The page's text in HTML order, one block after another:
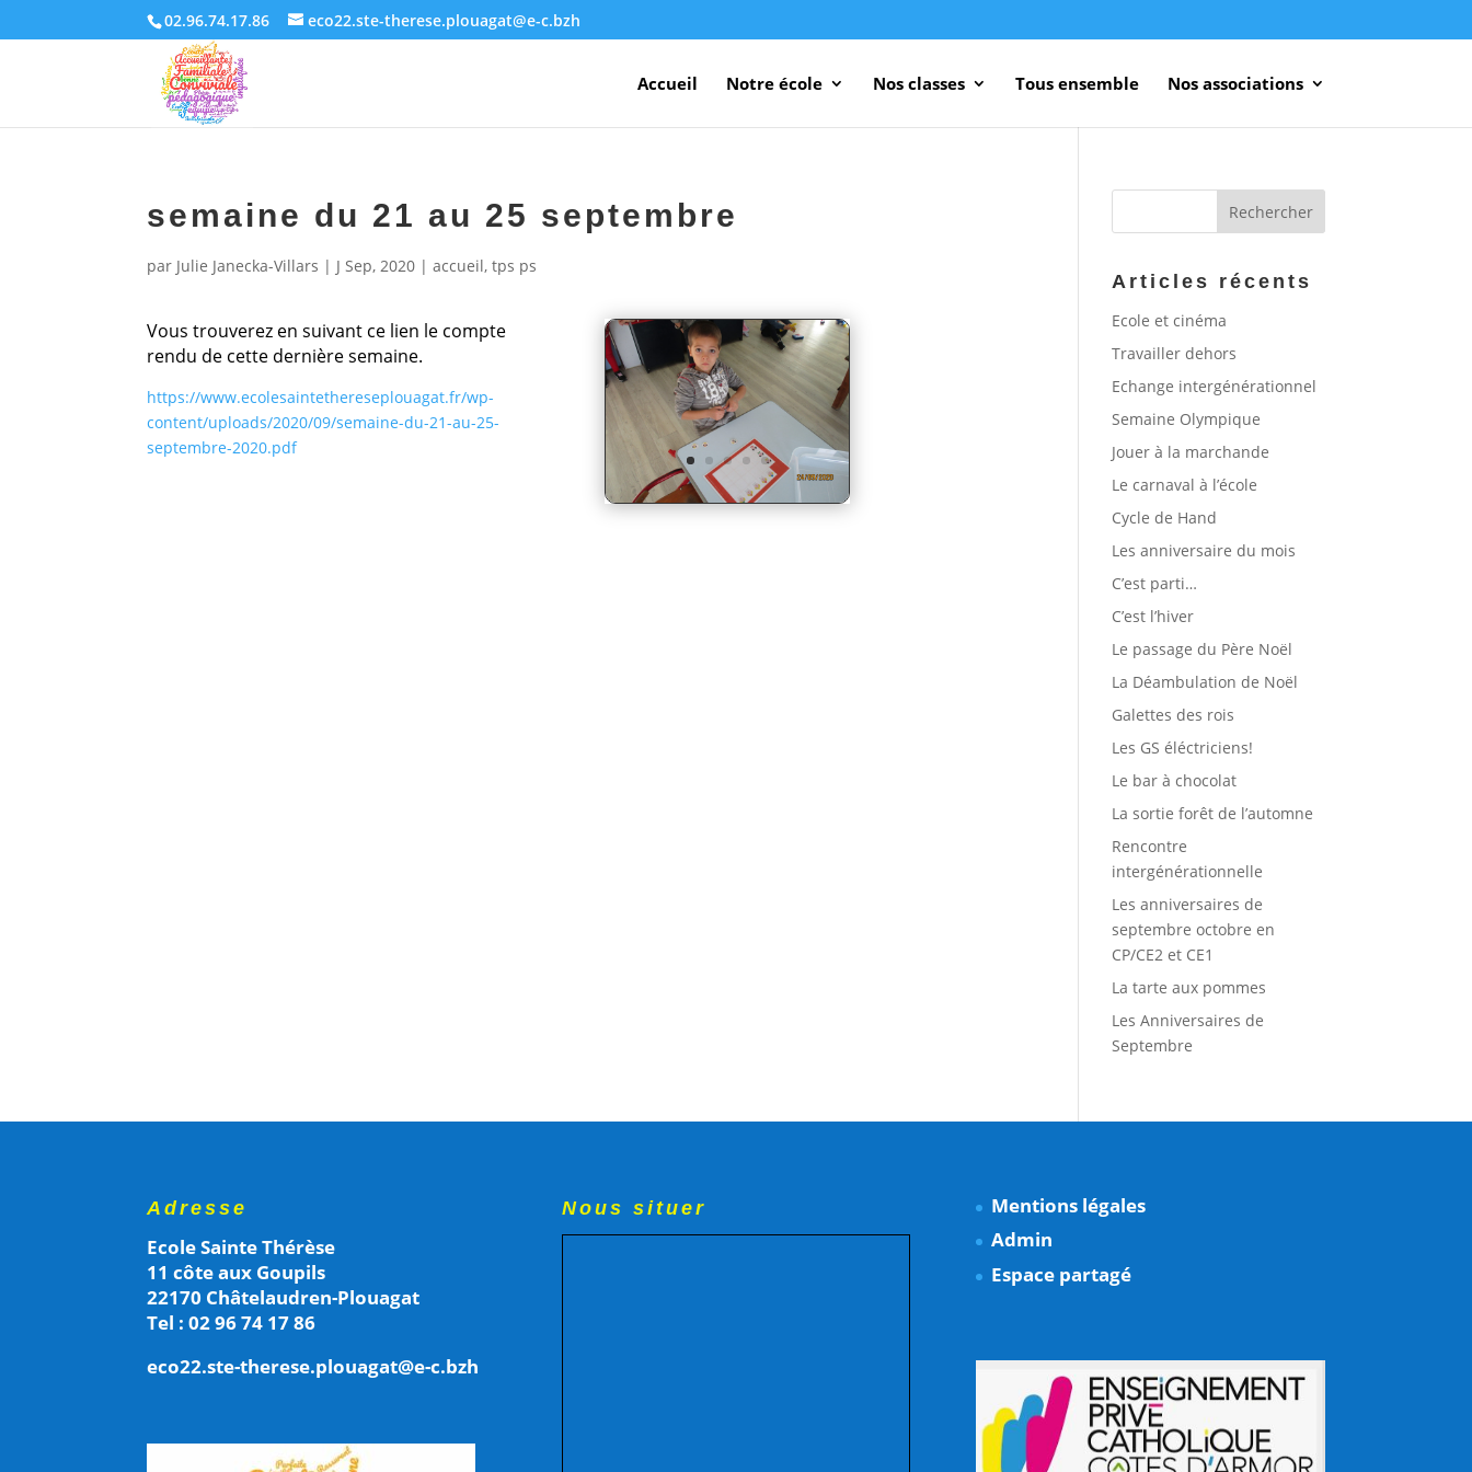
02.96.74.17.86 eco22.ste-therese.plouagat@e-c.bzh
Accueil Notre école Nos classes Tous ensemble Nos associations
semaine du 21 au 25 septembre
par Julie Janecka-Villars | J Sep, 2020 |accueil,tps ps
Vous trouverez en suivant ce lien le compte
rendu de cette dernière semaine.
https://www.ecolesaintethereseplouagat.fr/wp-
content/uploads/2020/09/semaine-du-21-au-25-
septembre-2020.pdf
Articles récents
Ecole et cinéma
Travailler dehors
Echange intergénérationnel
Semaine Olympique
Jouer à la marchande
Le carnaval à l’école
Cycle de Hand
Les anniversaire du mois
C’est parti…
C’est l’hiver
Le passage du Père Noël
La Déambulation de Noël
Galettes des rois
Les GS éléctriciens!
Le bar à chocolat
La sortie forêt de l’automne
Rencontre
intergénérationnelle
Les anniversaires de
septembre octobre en
CP/CE2 et CE1
La tarte aux pommes
Les Anniversaires de
Septembre
Adresse
Ecole Sainte Thérèse
11 côte aux Goupils
22170 Châtelaudren-Plouagat
Tel : 02 96 74 17 86
eco22.ste-therese.plouagat@e-c.bzh
Nous situer
Mentions légales
Admin
Espace partagé